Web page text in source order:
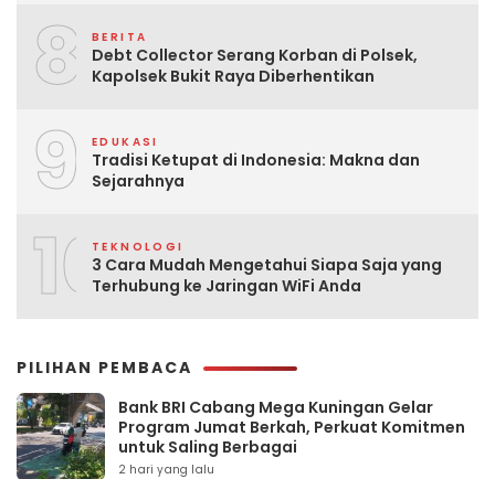
8 BERITA
Debt Collector Serang Korban di Polsek,
Kapolsek Bukit Raya Diberhentikan
9 EDUKASI
Tradisi Ketupat di Indonesia: Makna dan
Sejarahnya
10TEKNOLOGI
3 Cara Mudah Mengetahui Siapa Saja yang
Terhubung ke Jaringan WiFi Anda
PILIHAN PEMBACA
Bank BRI Cabang Mega Kuningan Gelar
Program Jumat Berkah, Perkuat Komitmen
untuk Saling Berbagai
2 hari yang lalu